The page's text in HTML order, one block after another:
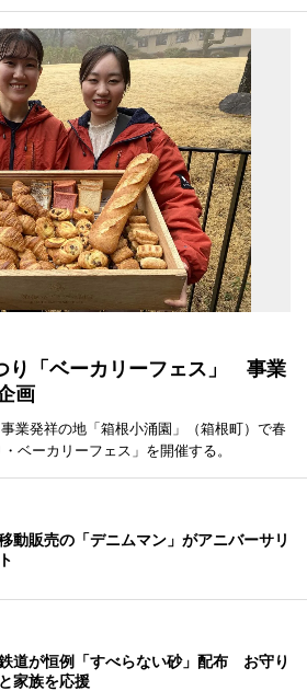
り「ベーカリーフェス」 事業
画
業発祥の地「箱根小涌園」（箱根町）で春
ベーカリーフェス」を開催する。
動販売の「デニムマン」がアニバーサリ
道が恒例「すべらない砂」配布 お守り
家族を応援